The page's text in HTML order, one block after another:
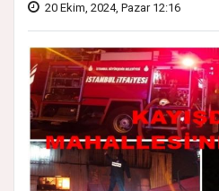
20 Ekim, 2024, Pazar 12:16